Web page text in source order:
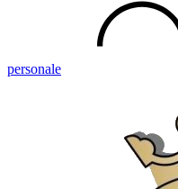
personale